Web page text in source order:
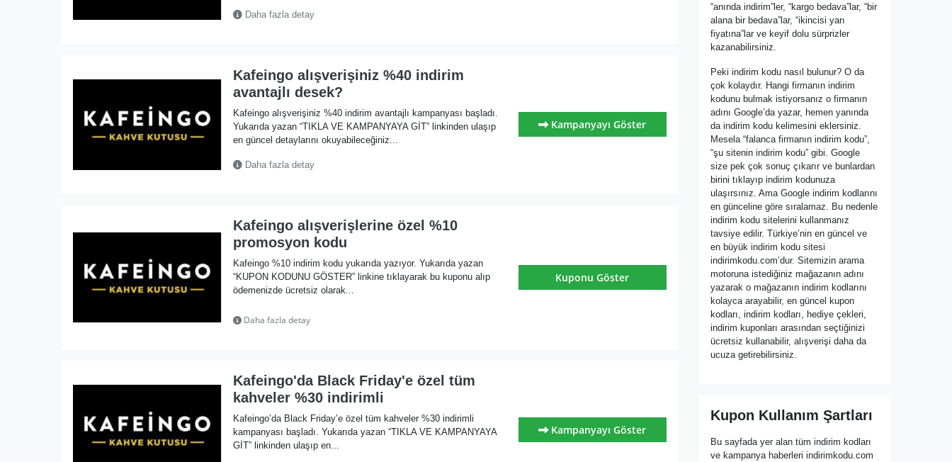
Daha fazla detay
Kafeingo alışverişiniz %40 indirim
avantajlı desek?
Kafeingo alışverişiniz %40 indirim avantajlı kampanyası başladı.
Yukarıda yazan “TIKLA VE KAMPANYAYA GİT” linkinden ulaşıp
en güncel detaylarını okuyabileceğiniz...
Daha fazla detay
Kampanyayı Göster
Kafeingo alışverişlerine özel %10
promosyon kodu
Kafeingo %10 indirim kodu yukarıda yazıyor. Yukarıda yazan
“KUPON KODUNU GÖSTER” linkine tıklayarak bu kuponu alıp
ödemenizde ücretsiz olarak...
Daha fazla detay
Kuponu Göster
Kafeingo'da Black Friday'e özel tüm
kahveler %30 indirimli
Kafeingo’da Black Friday’e özel tüm kahveler %30 indirimli
kampanyası başladı. Yukarıda yazan “TIKLA VE KAMPANYAYA
GİT” linkinden ulaşıp en...
Kampanyayı Göster
“anında indirim”ler, “kargo bedava”lar, “bir
alana bir bedava”lar, “ikincisi yarı
fiyatına”lar ve keyif dolu sürprizler
kazanabilirsiniz.
Peki indirim kodu nasıl bulunur? O da
çok kolaydır. Hangi firmanın indirim
kodunu bulmak istiyorsanız o firmanın
adını Google’da yazar, hemen yanında
da indirim kodu kelimesini eklersiniz.
Mesela “falanca firmanın indirim kodu”,
“şu sitenin indirim kodu” gibi. Google
size pek çok sonuç çıkarır ve bunlardan
birini tıklayıp indirim kodunuza
ulaşırsınız. Ama Google indirim kodlarını
en günceline göre sıralamaz. Bu nedenle
indirim kodu sitelerini kullanmanız
tavsiye edilir. Türkiye’nin en güncel ve
en büyük indirim kodu sitesi
indirimkodu.com’dur. Sitemizin arama
motoruna istediğiniz mağazanın adını
yazarak o mağazanın indirim kodlarını
kolayca arayabilir, en güncel kupon
kodları, indirim kodları, hediye çekleri,
indirim kuponları arasından seçtiğinizi
ücretsiz kullanabilir, alışverişi daha da
ucuza getirebilirsiniz.
Kupon Kullanım Şartları
Bu sayfada yer alan tüm indirim kodları
ve kampanya haberleri indirimkodu.com